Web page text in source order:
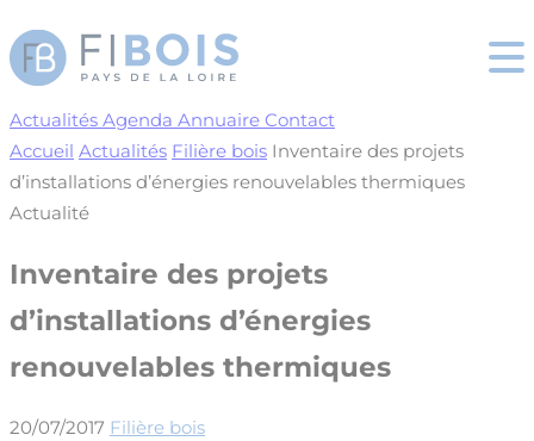
Actualités Agenda Annuaire Contact
Accueil Actualités Filière bois Inventaire des projets
d’installations d’énergies renouvelables thermiques
Actualité
Inventaire des projets
d’installations d’énergies
renouvelables thermiques
20/07/2017 Filière bois